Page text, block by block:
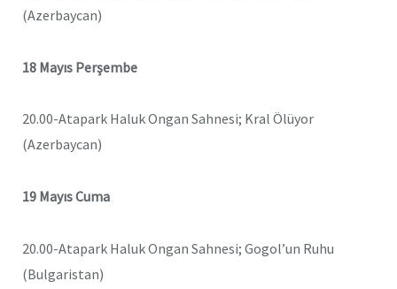
(Azerbaycan)
18 Mayıs Perşembe
20.00-Atapark Haluk Ongan Sahnesi; Kral Ölüyor
(Azerbaycan)
19 Mayıs Cuma
20.00-Atapark Haluk Ongan Sahnesi; Gogol’un Ruhu
(Bulgaristan)